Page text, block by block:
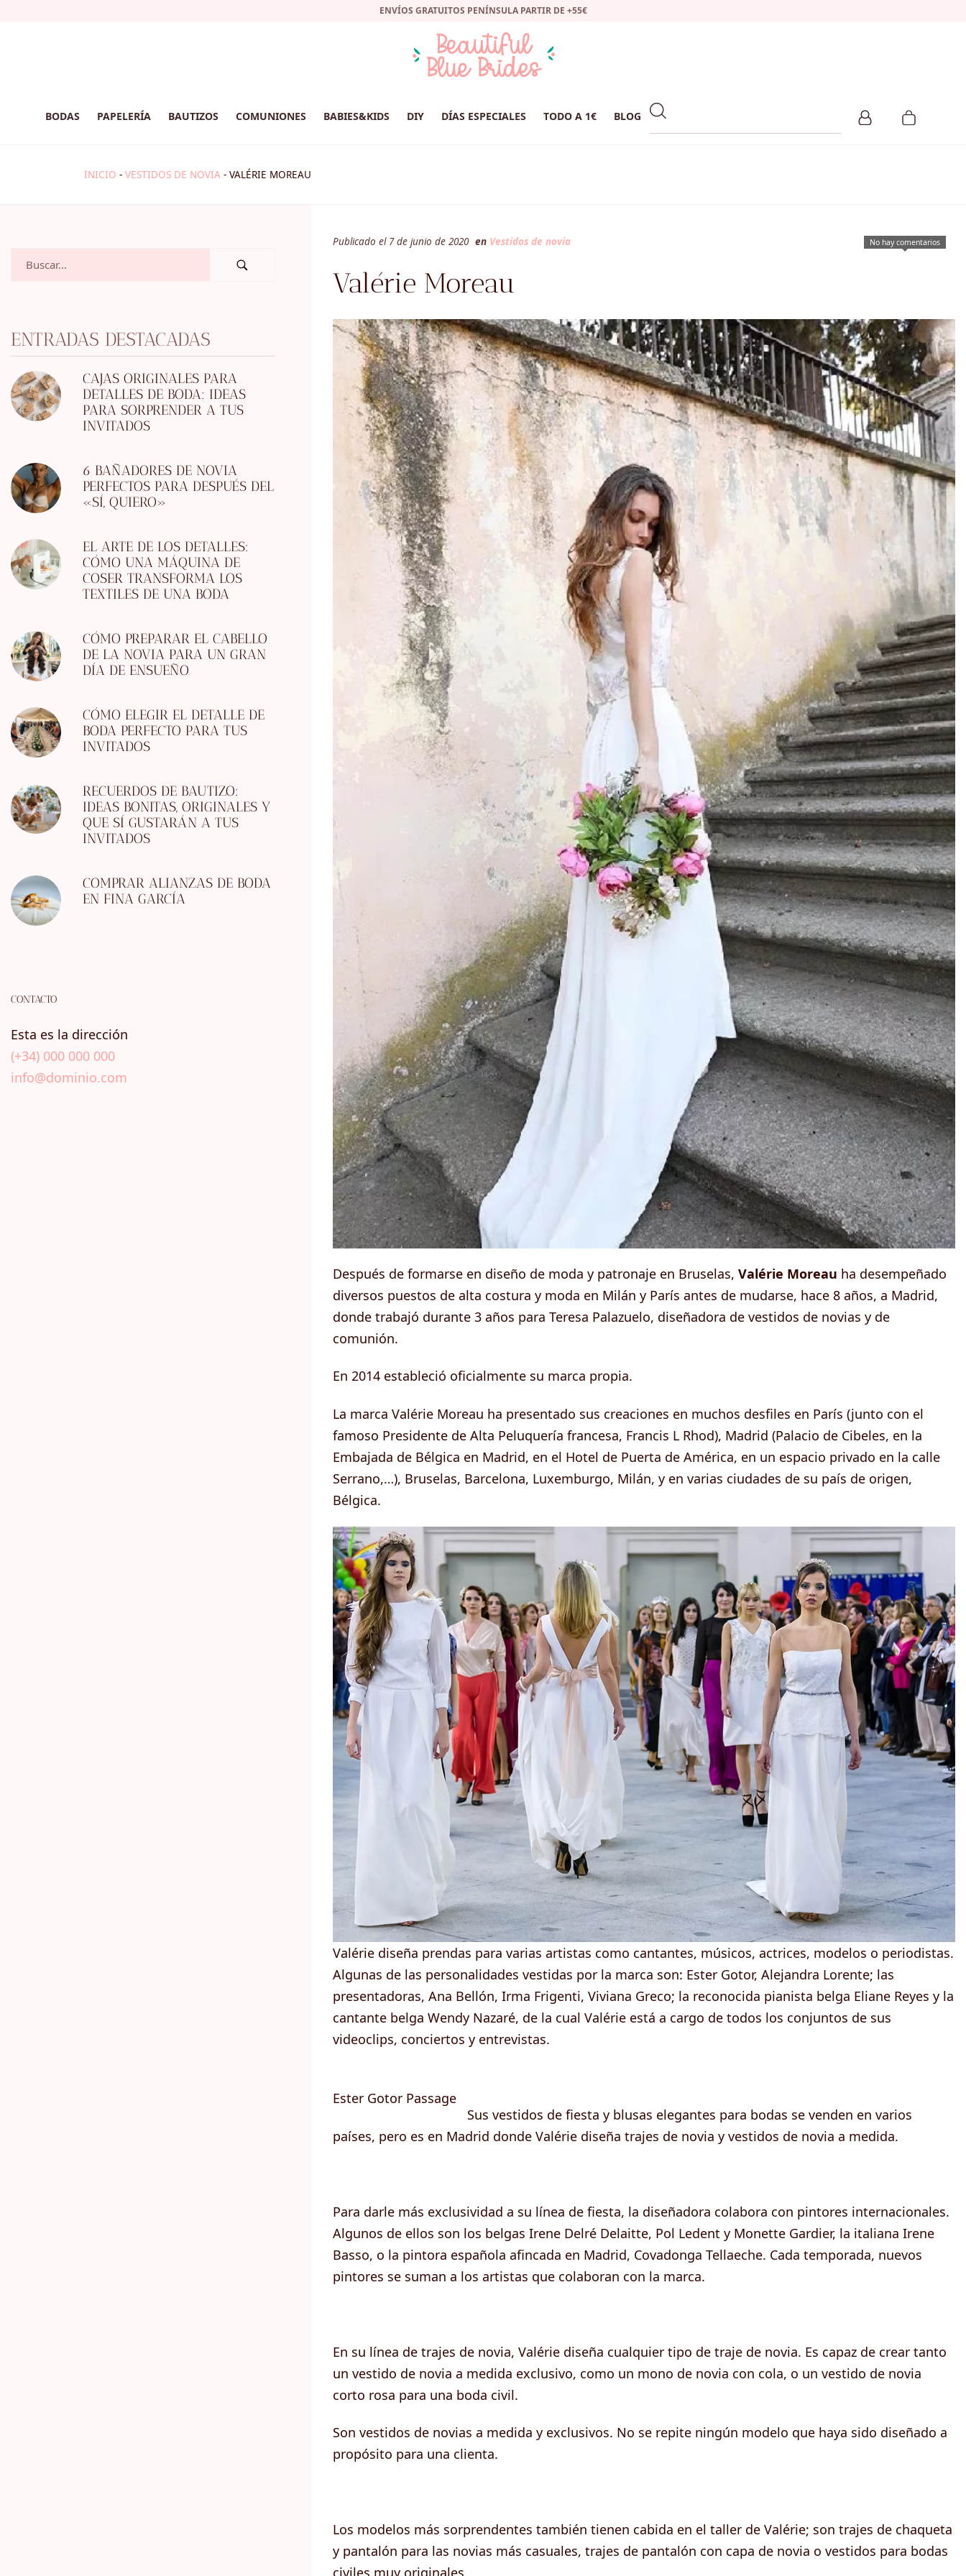
ENVÍOS GRATUITOS PENÍNSULA PARTIR DE +55€
BODAS PAPELERÍA BAUTIZOS COMUNIONES BABIES&KIDS DIY DÍAS ESPECIALES TODO A 1€ BLOG
INICIO - VESTIDOS DE NOVIA - VALÉRIE MOREAU
No hay comentarios
Publicado el 7 de junio de 2020 en Vestidos de novia
Valérie Moreau
Después de formarse en diseño de moda y patronaje en Bruselas, Valérie Moreau ha desempeñado
diversos puestos de alta costura y moda en Milán y París antes de mudarse, hace 8 años, a Madrid,
donde trabajó durante 3 años para Teresa Palazuelo, diseñadora de vestidos de novias y de
comunión.
En 2014 estableció oficialmente su marca propia.
La marca Valérie Moreau ha presentado sus creaciones en muchos desfiles en París (junto con el
famoso Presidente de Alta Peluquería francesa, Francis L Rhod), Madrid (Palacio de Cibeles, en la
Embajada de Bélgica en Madrid, en el Hotel de Puerta de América, en un espacio privado en la calle
Serrano,…), Bruselas, Barcelona, Luxemburgo, Milán, y en varias ciudades de su país de origen,
Bélgica.
Valérie diseña prendas para varias artistas como cantantes, músicos, actrices, modelos o periodistas.
Algunas de las personalidades vestidas por la marca son: Ester Gotor, Alejandra Lorente; las
presentadoras, Ana Bellón, Irma Frigenti, Viviana Greco; la reconocida pianista belga Eliane Reyes y la
cantante belga Wendy Nazaré, de la cual Valérie está a cargo de todos los conjuntos de sus
videoclips, conciertos y entrevistas.
Ester Gotor Passage
Sus vestidos de fiesta y blusas elegantes para bodas se venden en varios
países, pero es en Madrid donde Valérie diseña trajes de novia y vestidos de novia a medida.
Para darle más exclusividad a su línea de fiesta, la diseñadora colabora con pintores internacionales.
Algunos de ellos son los belgas Irene Delré Delaitte, Pol Ledent y Monette Gardier, la italiana Irene
Basso, o la pintora española afincada en Madrid, Covadonga Tellaeche. Cada temporada, nuevos
pintores se suman a los artistas que colaboran con la marca.
En su línea de trajes de novia, Valérie diseña cualquier tipo de traje de novia. Es capaz de crear tanto
un vestido de novia a medida exclusivo, como un mono de novia con cola, o un vestido de novia
corto rosa para una boda civil.
Son vestidos de novias a medida y exclusivos. No se repite ningún modelo que haya sido diseñado a
propósito para una clienta.
Los modelos más sorprendentes también tienen cabida en el taller de Valérie; son trajes de chaqueta
y pantalón para las novias más casuales, trajes de pantalón con capa de novia o vestidos para bodas
ENTRADAS DESTACADAS
CAJAS ORIGINALES PARA
DETALLES DE BODA: IDEAS
PARA SORPRENDER A TUS
INVITADOS
6 BAÑADORES DE NOVIA
PERFECTOS PARA DESPUÉS DEL
«SÍ, QUIERO»
EL ARTE DE LOS DETALLES:
CÓMO UNA MÁQUINA DE
COSER TRANSFORMA LOS
TEXTILES DE UNA BODA
CÓMO PREPARAR EL CABELLO
DE LA NOVIA PARA UN GRAN
DÍA DE ENSUEÑO
CÓMO ELEGIR EL DETALLE DE
BODA PERFECTO PARA TUS
INVITADOS
RECUERDOS DE BAUTIZO:
IDEAS BONITAS, ORIGINALES Y
QUE SÍ GUSTARÁN A TUS
INVITADOS
COMPRAR ALIANZAS DE BODA
EN FINA GARCÍA
CONTACTO
Esta es la dirección
(+34) 000 000 000
info@dominio.com